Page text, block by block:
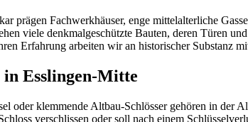
prägen Fachwerkhäuser, enge mittelalterliche
viele denkmalgeschützte Bauten, deren Türen
Erfahrung arbeiten wir an historischer Substanz
in Esslingen-Mitte
oder klemmende Altbau-Schlösser gehören in
verschlissen oder soll nach einem